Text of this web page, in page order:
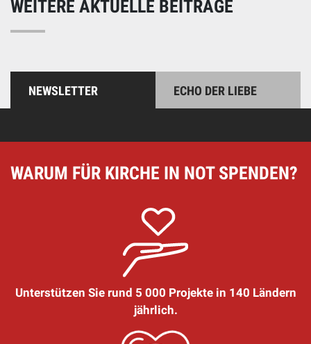
WEITERE AKTUELLE BEITRÄGE
NEWSLETTER ECHO DER LIEBE
WARUM FÜR KIRCHE IN NOT SPENDEN?
Unterstützen Sie rund 5 000 Projekte in 140 Ländern
jährlich.